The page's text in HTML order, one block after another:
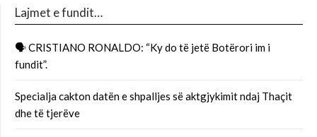
Lajmet e fundit…
🗣 CRISTIANO RONALDO: “Ky do të jetë Botërori im i
fundit”.
Specialja cakton datën e shpalljes së aktgjykimit ndaj Thaçit
dhe të tjerëve